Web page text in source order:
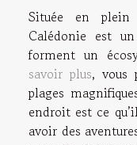
Située en plein
Calédonie est
forment un
savoir plus, vous
plages
endroit est ce
avoir des